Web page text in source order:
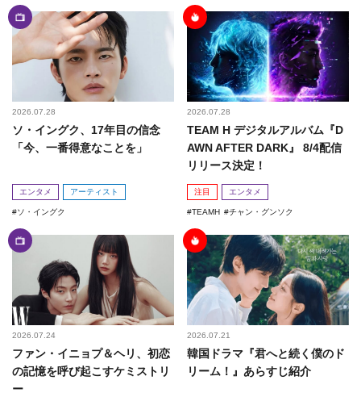
2026.07.28
ソ・イングク、17年目の信念
「今、一番得意なことを」
エンタメ アーティスト
ソ・イングク
2026.07.28
TEAM H デジタルアルバム『D
AWN AFTER DARK』 8/4配信
リリース決定！
注目 エンタメ
TEAMH チャン・グンソク
2026.07.24
ファン・イニョプ＆ヘリ、初恋
の記憶を呼び起こすケミストリ
ー
2026.07.21
韓国ドラマ『君へと続く僕のド
リーム！』あらすじ紹介